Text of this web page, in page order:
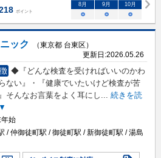
ポイント
8 月 9 月 10月
○ ○ ○
ック
（東京都 台東区）
更新日:2026.05.26
◆『どんな検査を受ければいいのかわ
ない』・『健康でいたいけど検査が苦
そんなお言葉をよく耳にし ... 続きを読
始
/ 仲御徒町駅 / 御徒町駅 / 新御徒町駅 / 湯島